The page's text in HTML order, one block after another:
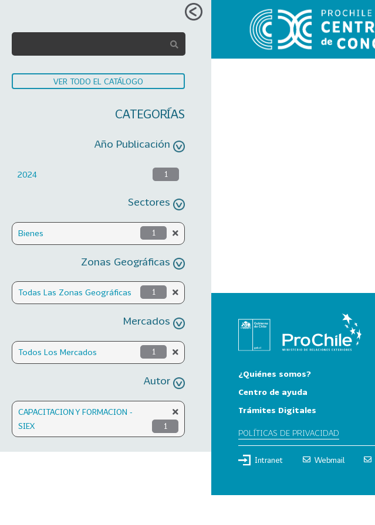
VER TODO EL CATÁLOGO
CATEGORÍAS
Año Publicación
2024 1
Sectores
Bienes 1
Zonas Geográficas
Todas Las Zonas Geográficas 1
Mercados
Todos Los Mercados 1
Autor
CAPACITACION Y FORMACION -
SIEX
1
¿Quiénes somos?
Centro de ayuda
Trámites Digitales
POLÍTICAS DE PRIVACIDAD
Intranet Webmail